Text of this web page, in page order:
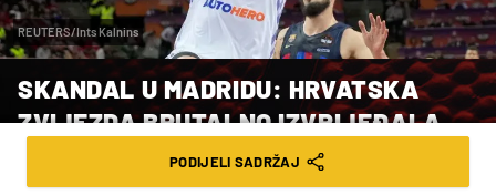
REUTERS/Ints Kalnins
SKANDAL U MADRIDU: HRVATSKA
ZVIJEZDA BRUTALNO IZVRIJEĐALA
NOVINARA I STALA UZ PREDSJEDNIKA
PODIJELI SADRŽAJ